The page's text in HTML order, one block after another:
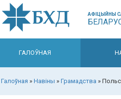
АФІЦЫЙНЫ
ГАЛОЎНАЯ
Галоўная » Навіны » Грамадства »